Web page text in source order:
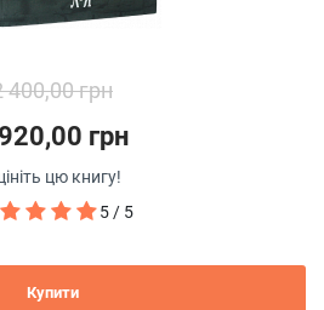
400,00 грн
грн
цю книгу!
5 / 5
Купити